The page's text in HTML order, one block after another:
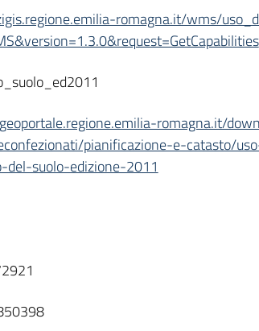
romagna.it/wms/
romagna.it/
pianificazione-e-catasto/
suolo-edizione-2011